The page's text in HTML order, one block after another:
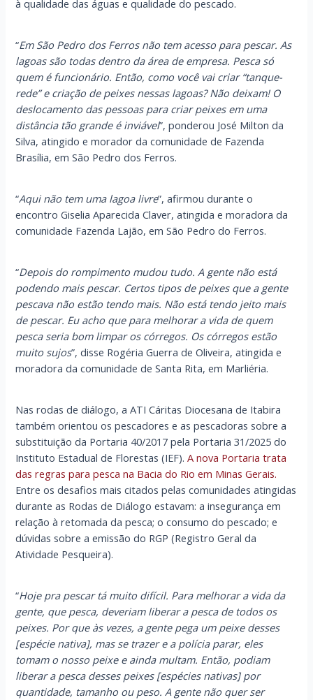
à qualidade das águas e qualidade do pescado.
“Em São Pedro dos Ferros não tem acesso para pescar. As
lagoas são todas dentro da área de empresa. Pesca só
quem é funcionário. Então, como você vai criar “tanque-
rede” e criação de peixes nessas lagoas? Não deixam! O
deslocamento das pessoas para criar peixes em uma
distância tão grande é inviável”, ponderou José Milton da
Silva, atingido e morador da comunidade de Fazenda
Brasília, em São Pedro dos Ferros.
“Aqui não tem uma lagoa livre”, afirmou durante o
encontro Giselia Aparecida Claver, atingida e moradora da
comunidade Fazenda Lajão, em São Pedro do Ferros.
“Depois do rompimento mudou tudo. A gente não está
podendo mais pescar. Certos tipos de peixes que a gente
pescava não estão tendo mais. Não está tendo jeito mais
de pescar. Eu acho que para melhorar a vida de quem
pesca seria bom limpar os córregos. Os córregos estão
muito sujos”, disse Rogéria Guerra de Oliveira, atingida e
moradora da comunidade de Santa Rita, em Marliéria.
Nas rodas de diálogo, a ATI Cáritas Diocesana de Itabira
também orientou os pescadores e as pescadoras sobre a
substituição da Portaria 40/2017 pela Portaria 31/2025 do
Instituto Estadual de Florestas (IEF).A nova Portaria trata
das regras para pesca na Bacia do Rio em Minas Gerais.
Entre os desafios mais citados pelas comunidades atingidas
durante as Rodas de Diálogo estavam: a insegurança em
relação à retomada da pesca; o consumo do pescado; e
dúvidas sobre a emissão do RGP (Registro Geral da
Atividade Pesqueira).
“Hoje pra pescar tá muito difícil. Para melhorar a vida da
gente, que pesca, deveriam liberar a pesca de todos os
peixes. Por que às vezes, a gente pega um peixe desses
[espécie nativa], mas se trazer e a polícia parar, eles
tomam o nosso peixe e ainda multam. Então, podiam
liberar a pesca desses peixes [espécies nativas] por
quantidade, tamanho ou peso. A gente não quer ser